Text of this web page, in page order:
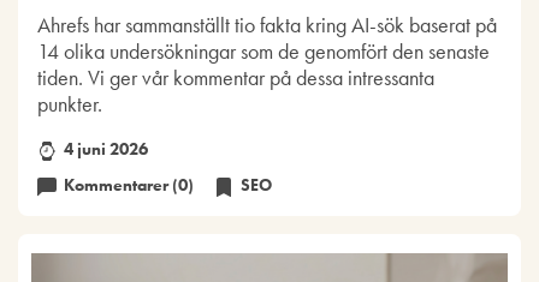
Ahrefs har sammanställt tio fakta kring AI-sök baserat på
14 olika undersökningar som de genomfört den senaste
tiden. Vi ger vår kommentar på dessa intressanta
punkter.
4 juni 2026
Kommentarer (0)
SEO